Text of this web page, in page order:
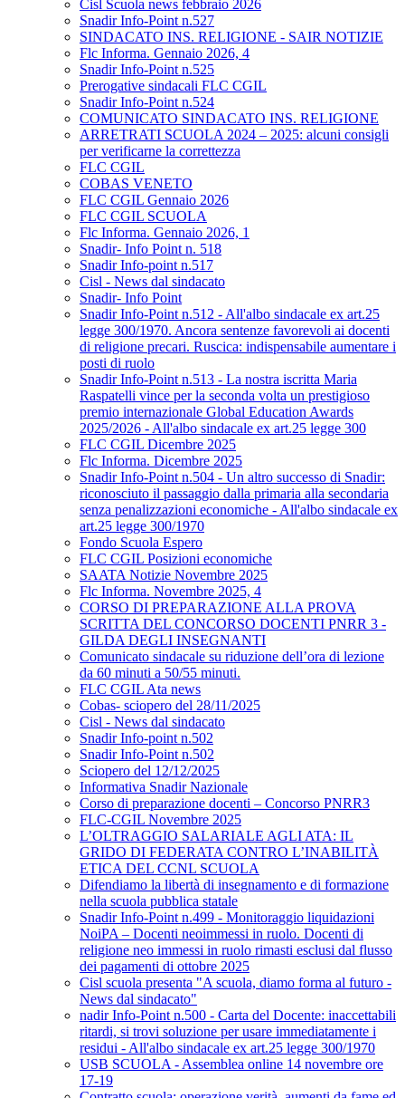
Cisl Scuola news febbraio 2026
Snadir Info-Point n.527
SINDACATO INS. RELIGIONE - SAIR NOTIZIE
Flc Informa. Gennaio 2026, 4
Snadir Info-Point n.525
Prerogative sindacali FLC CGIL
Snadir Info-Point n.524
COMUNICATO SINDACATO INS. RELIGIONE
ARRETRATI SCUOLA 2024 – 2025: alcuni consigli
per verificarne la correttezza
FLC CGIL
COBAS VENETO
FLC CGIL Gennaio 2026
FLC CGIL SCUOLA
Flc Informa. Gennaio 2026, 1
Snadir- Info Point n. 518
Snadir Info-point n.517
Cisl - News dal sindacato
Snadir- Info Point
Snadir Info-Point n.512 - All'albo sindacale ex art.25
legge 300/1970. Ancora sentenze favorevoli ai docenti
di religione precari. Ruscica: indispensabile aumentare i
posti di ruolo
Snadir Info-Point n.513 - La nostra iscritta Maria
Raspatelli vince per la seconda volta un prestigioso
premio internazionale Global Education Awards
2025/2026 - All'albo sindacale ex art.25 legge 300
FLC CGIL Dicembre 2025
Flc Informa. Dicembre 2025
Snadir Info-Point n.504 - Un altro successo di Snadir:
riconosciuto il passaggio dalla primaria alla secondaria
senza penalizzazioni economiche - All'albo sindacale ex
art.25 legge 300/1970
Fondo Scuola Espero
FLC CGIL Posizioni economiche
SAATA Notizie Novembre 2025
Flc Informa. Novembre 2025, 4
CORSO DI PREPARAZIONE ALLA PROVA
SCRITTA DEL CONCORSO DOCENTI PNRR 3 -
GILDA DEGLI INSEGNANTI
Comunicato sindacale su riduzione dell’ora di lezione
da 60 minuti a 50/55 minuti.
FLC CGIL Ata news
Cobas- sciopero del 28/11/2025
Cisl - News dal sindacato
Snadir Info-point n.502
Snadir Info-Point n.502
Sciopero del 12/12/2025
Informativa Snadir Nazionale
Corso di preparazione docenti – Concorso PNRR3
FLC-CGIL Novembre 2025
L’OLTRAGGIO SALARIALE AGLI ATA: IL
GRIDO DI FEDERATA CONTRO L’INABILITÀ
ETICA DEL CCNL SCUOLA
Difendiamo la libertà di insegnamento e di formazione
nella scuola pubblica statale
Snadir Info-Point n.499 - Monitoraggio liquidazioni
NoiPA – Docenti neoimmessi in ruolo. Docenti di
religione neo immessi in ruolo rimasti esclusi dal flusso
dei pagamenti di ottobre 2025
Cisl scuola presenta "A scuola, diamo forma al futuro -
News dal sindacato"
nadir Info-Point n.500 - Carta del Docente: inaccettabili
ritardi, si trovi soluzione per usare immediatamente i
residui - All'albo sindacale ex art.25 legge 300/1970
USB SCUOLA - Assemblea online 14 novembre ore
17-19